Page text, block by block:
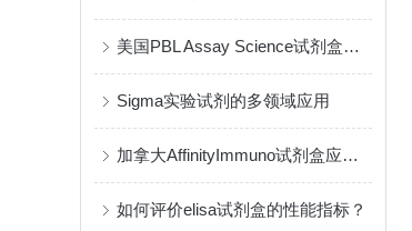
美国PBL Assay Science试剂盒的原理与检测方法
Sigma实验试剂的多领域应用
加拿大AffinityImmuno试剂盒应存储在通风良好的地方
如何评价elisa试剂盒的性能指标？